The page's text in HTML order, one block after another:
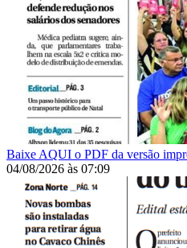
Baixe AQUI o PDF da versão
04/08/2026 às 07:09